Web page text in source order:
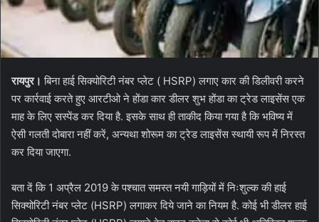
रायपुर। बिना हाई सिक्योरिटी नंबर प्लेट ( HSRP) लगाए कार की डिलीवरी करने
पर कार्रवाई करते हुए आरटीओ ने होंडा कार डीलर शुभ होंडा का ट्रेड लाइसेंस एक
माह के लिए सस्पेंड कर दिया है. इसके साथ ही ताकीद किया गया है कि भविष्य में
ऐसी गलती दोबारा नहीं करें, अन्यथा शोरूम का ट्रेड लाइसेंस स्थायी रूप में निरस्त
कर दिया जाएगा.
बता दें कि 1 अप्रैल 2019 के पश्चात समस्त नयी गाड़ियों में निःशुल्क की हाई
सिक्योरिटी नंबर प्लेट (HSRP) लगाकर दिये जाने का नियम है. कोई भी डीलर हाई